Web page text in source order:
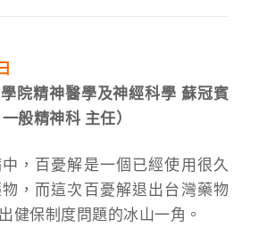
院精神醫學及神經科學 蘇冠賓
般精神科 主任）
，百憂解是一個已經使用很久
，而這次百憂解退出台灣藥物
健保制度問題的冰山一角。